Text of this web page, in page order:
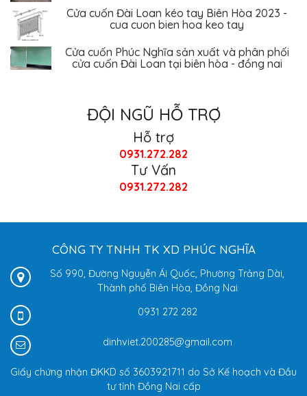
Cửa cuốn Phúc Nghĩa sản xuất và phân phối
ĐỘI NGŨ HỖ TRỢ
Hỗ trợ
0931.272.282
Tư Vấn
0931.272.282
CÔNG TY TNHH TK XD PHÚC NGHĨA
Số 990, Đường Nguyễn Ái Quốc, Phường Trảng Dài,
Thành phố Biên Hòa, Đồng Nai
0931 272 282
dinhviet.200285@gmail.com
Giấy chứng nhận ĐKKD số 3603921711 do Sở Kế hoạch và Đầu
tư tỉnh Đồng Nai cấp